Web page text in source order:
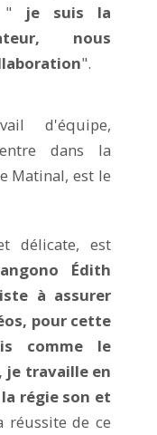
"
je suis la
nous
".
d'équipe,
dans la
Matinal, est le
délicate, est
Édith
à assurer
pour cette
comme le
je travaille en
régie son et
de ce